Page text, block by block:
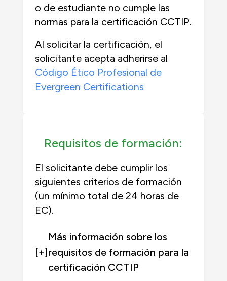
o de estudiante no cumple las
normas para la certificación CCTIP.
Al solicitar la certificación, el
solicitante acepta adherirse al
Código Ético Profesional de
Evergreen Certifications
Requisitos de formación:
El solicitante debe cumplir los
siguientes criterios de formación
(un mínimo total de 24 horas de
EC).
[+]
Más información sobre los
requisitos de formación para la
certificación CCTIP